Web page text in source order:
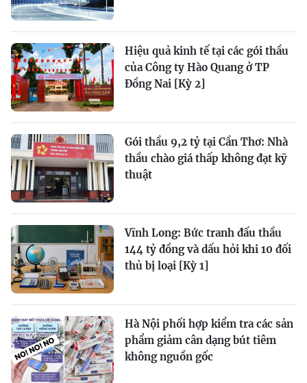
Hiệu quả kinh tế tại các gói thầu
của Công ty Hào Quang ở TP
Đồng Nai [Kỳ 2]
Gói thầu 9,2 tỷ tại Cần Thơ: Nhà
thầu chào giá thấp không đạt kỹ
thuật
Vĩnh Long: Bức tranh đấu thầu
144 tỷ đồng và dấu hỏi khi 10 đối
thủ bị loại [Kỳ 1]
Hà Nội phối hợp kiểm tra các sản
phẩm giảm cân dạng bút tiêm
không nguồn gốc